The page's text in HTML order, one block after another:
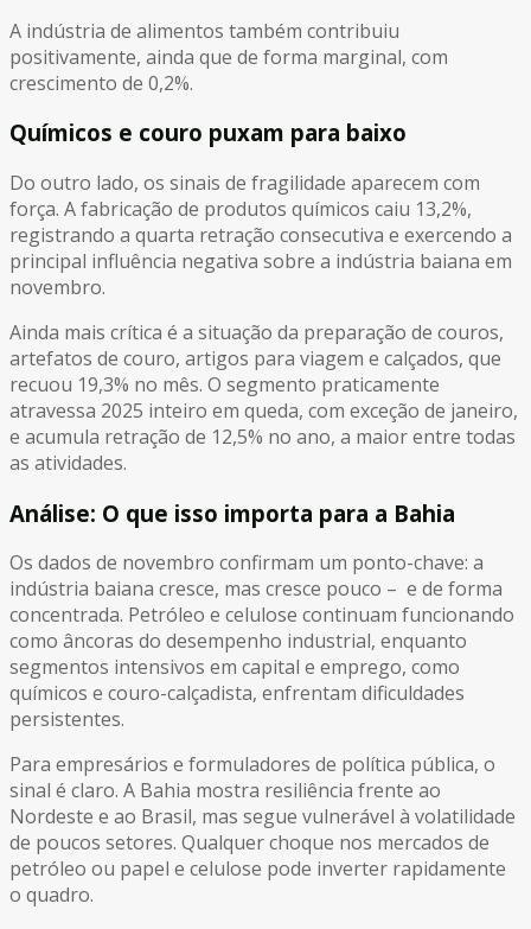
A indústria de alimentos também contribuiu
positivamente, ainda que de forma marginal, com
crescimento de 0,2%.
Químicos e couro puxam para baixo
Do outro lado, os sinais de fragilidade aparecem com
força. A fabricação de produtos químicos caiu 13,2%,
registrando a quarta retração consecutiva e exercendo a
principal influência negativa sobre a indústria baiana em
novembro.
Ainda mais crítica é a situação da preparação de couros,
artefatos de couro, artigos para viagem e calçados, que
recuou 19,3% no mês. O segmento praticamente
atravessa 2025 inteiro em queda, com exceção de janeiro,
e acumula retração de 12,5% no ano, a maior entre todas
as atividades.
Análise: O que isso importa para a Bahia
Os dados de novembro confirmam um ponto-chave: a
indústria baiana cresce, mas cresce pouco – e de forma
concentrada. Petróleo e celulose continuam funcionando
como âncoras do desempenho industrial, enquanto
segmentos intensivos em capital e emprego, como
químicos e couro-calçadista, enfrentam dificuldades
persistentes.
Para empresários e formuladores de política pública, o
sinal é claro. A Bahia mostra resiliência frente ao
Nordeste e ao Brasil, mas segue vulnerável à volatilidade
de poucos setores. Qualquer choque nos mercados de
petróleo ou papel e celulose pode inverter rapidamente
o quadro.